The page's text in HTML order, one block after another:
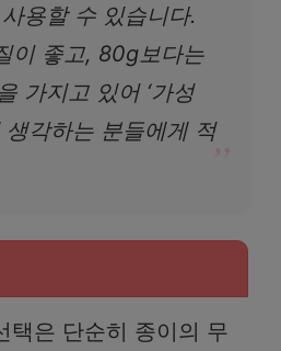
용할 수 있습니다.
이 좋고, 80g보다는
가지고 있어 ‘가성
생각하는 분들에게 적
택은 단순히 종이의 무